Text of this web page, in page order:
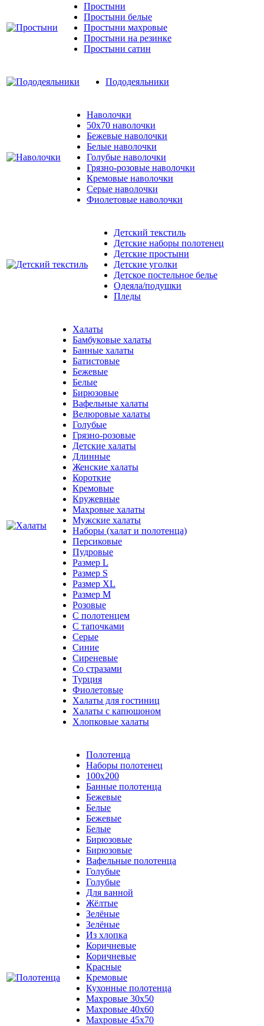
Простыни
Простыни белые
Простыни махровые
Простыни на резинке
Простыни сатин
Пододеяльники
Наволочки
50x70 наволочки
Бежевые наволочки
Белые наволочки
Голубые наволочки
Грязно-розовые наволочки
Кремовые наволочки
Серые наволочки
Фиолетовые наволочки
Детский текстиль
Детские наборы полотенец
Детские простыни
Детские уголки
Детское постельное белье
Одеяла/подушки
Пледы
Халаты
Бамбуковые халаты
Банные халаты
Батистовые
Бежевые
Белые
Бирюзовые
Вафельные халаты
Велюровые халаты
Голубые
Грязно-розовые
Детские халаты
Длинные
Женские халаты
Короткие
Кремовые
Кружевные
Махровые халаты
Мужские халаты
Наборы (халат и полотенца)
Персиковые
Пудровые
Размер L
Размер S
Размер XL
Размер М
Розовые
С полотенцем
С тапочками
Серые
Синие
Сиреневые
Со стразами
Турция
Фиолетовые
Халаты для гостиниц
Халаты с капюшоном
Хлопковые халаты
Полотенца
Наборы полотенец
100х200
Банные полотенца
Бежевые
Белые
Бежевые
Белые
Бирюзовые
Бирюзовые
Вафельные полотенца
Голубые
Голубые
Для ванной
Жёлтые
Зелёные
Зелёные
Из хлопка
Коричневые
Коричневые
Красные
Кремовые
Кухонные полотенца
Махровые 30х50
Махровые 40х60
Махровые 45х70